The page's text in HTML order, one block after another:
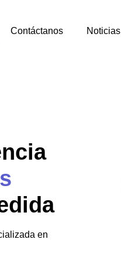
Contáctanos Noticias
en